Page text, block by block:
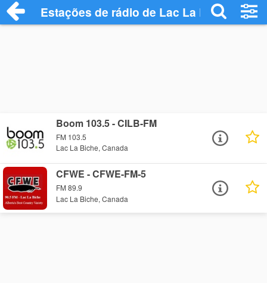
Estações de rádio de Lac La Biche -
Boom 103.5 - CILB-FM
FM 103.5
Lac La Biche, Canada
CFWE - CFWE-FM-5
FM 89.9
Lac La Biche, Canada